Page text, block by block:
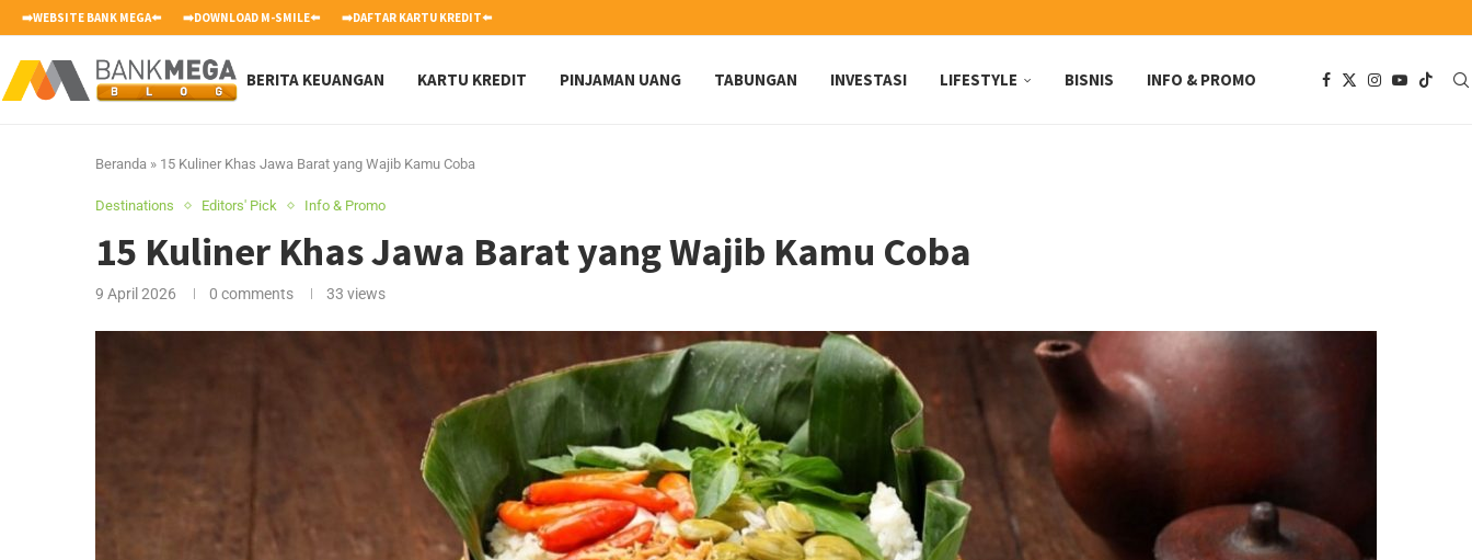
➡️WEBSITE BANK MEGA⬅️ ➡️DOWNLOAD M-SMILE⬅️ ➡️DAFTAR KARTU KREDIT⬅️
BERITA KEUANGAN KARTU KREDIT PINJAMAN UANG TABUNGAN INVESTASI LIFESTYLE BISNIS INFO & PROMO
Beranda » 15 Kuliner Khas Jawa Barat yang Wajib Kamu Coba
Destinations Editors' Pick Info & Promo
15 Kuliner Khas Jawa Barat yang Wajib Kamu Coba
9 April 2026 0 comments 33 views